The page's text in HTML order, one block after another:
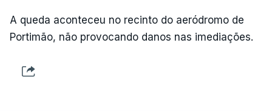
A queda aconteceu no recinto do aeródromo de
Portimão, não provocando danos nas imediações.